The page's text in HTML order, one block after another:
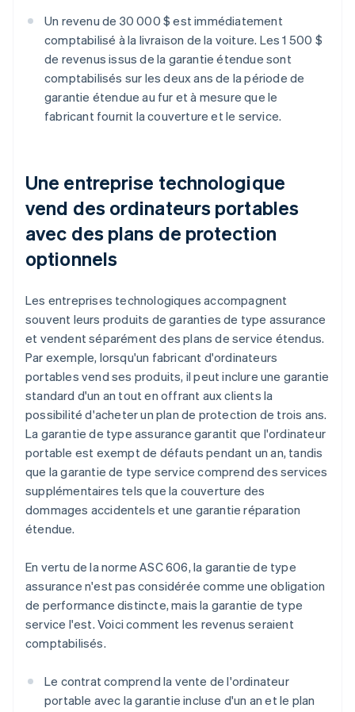
Un revenu de 30 000 $ est immédiatement
comptabilisé à la livraison de la voiture. Les 1 500 $
de revenus issus de la garantie étendue sont
comptabilisés sur les deux ans de la période de
garantie étendue au fur et à mesure que le
fabricant fournit la couverture et le service.
Une entreprise technologique
vend des ordinateurs portables
avec des plans de protection
optionnels
Les entreprises technologiques accompagnent
souvent leurs produits de garanties de type assurance
et vendent séparément des plans de service étendus.
Par exemple, lorsqu'un fabricant d'ordinateurs
portables vend ses produits, il peut inclure une garantie
standard d'un an tout en offrant aux clients la
possibilité d'acheter un plan de protection de trois ans.
La garantie de type assurance garantit que l'ordinateur
portable est exempt de défauts pendant un an, tandis
que la garantie de type service comprend des services
supplémentaires tels que la couverture des
dommages accidentels et une garantie réparation
étendue.
En vertu de la norme ASC 606, la garantie de type
assurance n'est pas considérée comme une obligation
de performance distincte, mais la garantie de type
service l'est. Voici comment les revenus seraient
comptabilisés.
Le contrat comprend la vente de l'ordinateur
portable avec la garantie incluse d'un an et le plan